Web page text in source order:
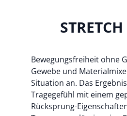
Bewegungsfreiheit ohne
Gewebe und
Situation an. Das
Tragegefühl mit einem
Rücksprung-